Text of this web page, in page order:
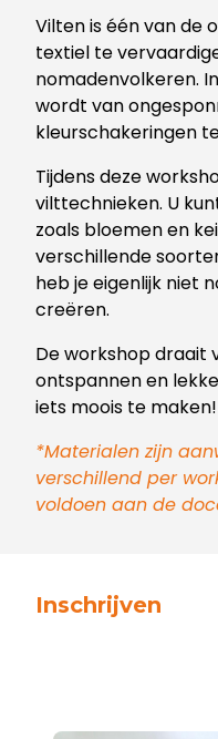
Vilten is één van de
textiel te
nomadenvolkeren.
wordt van
kleurschakeringen
Tijdens deze
vilttechnieken. U
zoals bloemen en
verschillende
heb je eigenlijk niet
creëren.
De workshop draait
ontspannen en
iets moois te maken!
*Materialen zijn
verschillend per
voldoen aan de
Inschrijven